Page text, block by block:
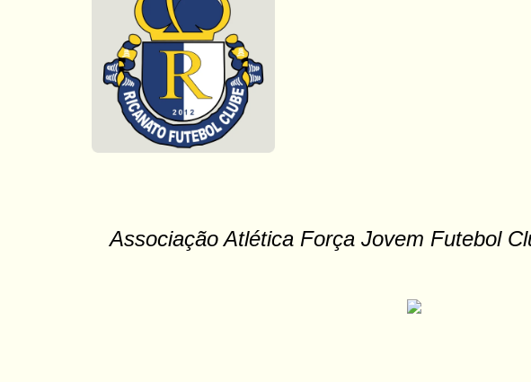
Associação Atlética Força Jovem Futebol